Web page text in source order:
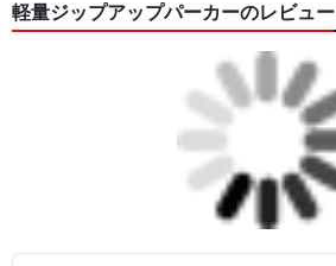
軽量ジップアップパーカーのレビュー